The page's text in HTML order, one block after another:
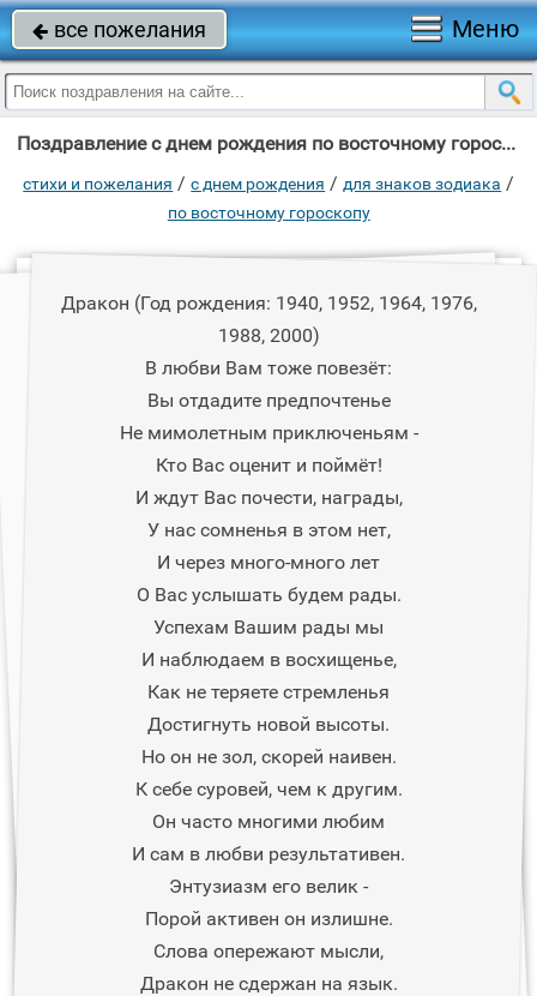
 все пожелания Меню
Поздравление с днем рождения по восточному гороскопу "Дракон (Год рождения: 1940, 1952, 1964, 1976, 1988, 2000) В любви Вам тоже"
стихи и пожелания /c днем рождения /для знаков зодиака /
по восточному гороскопу
Дракон (Год рождения: 1940, 1952, 1964, 1976,
1988, 2000)
В любви Вам тоже повезёт:
Вы отдадите предпочтенье
Не мимолетным приключеньям -
Кто Вас оценит и поймёт!
И ждут Вас почести, награды,
У нас сомненья в этом нет,
И через много-много лет
О Вас услышать будем рады.
Успехам Вашим рады мы
И наблюдаем в восхищенье,
Как не теряете стремленья
Достигнуть новой высоты.
Но он не зол, скорей наивен.
К себе суровей, чем к другим.
Он часто многими любим
И сам в любви результативен.
Энтузиазм его велик -
Порой активен он излишне.
Слова опережают мысли,
Дракон не сдержан на язык.